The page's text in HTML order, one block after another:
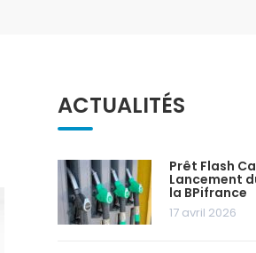
ACTUALITÉS
Prêt Flash
Lancement
la BPifrance
17 avril 2026